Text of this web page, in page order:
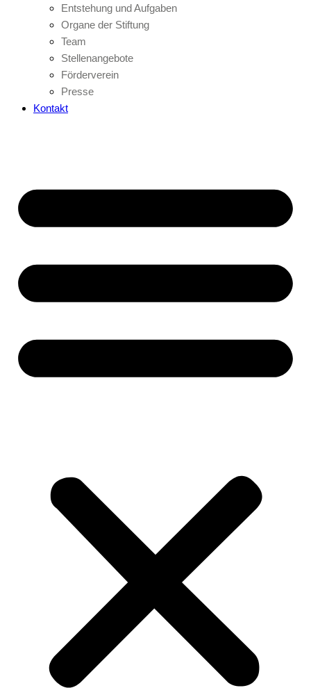
Entstehung und Aufgaben
Organe der Stiftung
Team
Stellenangebote
Förderverein
Presse
Kontakt